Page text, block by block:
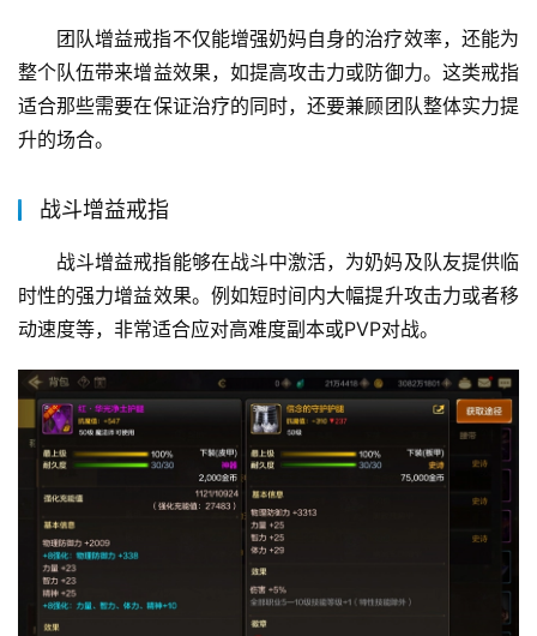
团队增益戒指不仅能增强奶妈自身的治疗效率，还能为
整个队伍带来增益效果，如提高攻击力或防御力。这类戒指
适合那些需要在保证治疗的同时，还要兼顾团队整体实力提
升的场合。
战斗增益戒指
战斗增益戒指能够在战斗中激活，为奶妈及队友提供临
时性的强力增益效果。例如短时间内大幅提升攻击力或者移
动速度等，非常适合应对高难度副本或PVP对战。